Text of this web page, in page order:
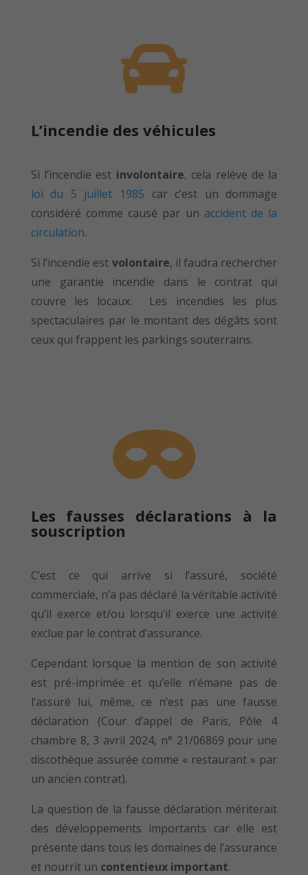

L’incendie des véhicules
Si l’incendie est involontaire, cela relève de la
loi du 5 juillet 1985 car c’est un dommage
considéré comme causé par un accident de la
circulation.
Si l’incendie est volontaire, il faudra rechercher
une garantie incendie dans le contrat qui
couvre les locaux. Les incendies les plus
spectaculaires par le montant des dégâts sont
ceux qui frappent les parkings souterrains.

Les fausses déclarations à la
souscription
C’est ce qui arrive si l’assuré, société
commerciale, n’a pas déclaré la véritable activité
qu’il exerce et/ou lorsqu’il exerce une activité
exclue par le contrat d’assurance.
Cependant lorsque la mention de son activité
est pré-imprimée et qu’elle n’émane pas de
l’assuré lui, même, ce n’est pas une fausse
déclaration (Cour d’appel de Paris, Pôle 4
chambre 8, 3 avril 2024, n° 21/06869 pour une
discothèque assurée comme « restaurant » par
un ancien contrat).
La question de la fausse déclaration mériterait
des développements importants car elle est
présente dans tous les domaines de l’assurance
et nourrit un contentieux important.